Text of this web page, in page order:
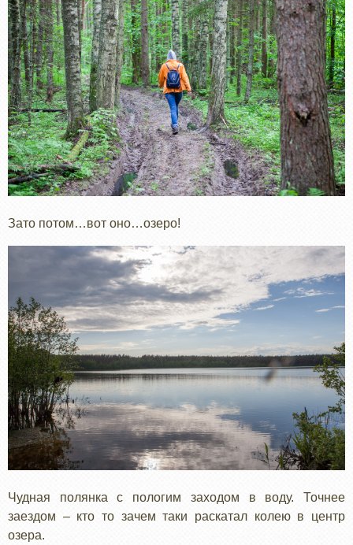
Зато потом…вот оно…озеро!
Чудная полянка с пологим заходом в воду. Точнее
заездом – кто то зачем таки раскатал колею в центр
озера.